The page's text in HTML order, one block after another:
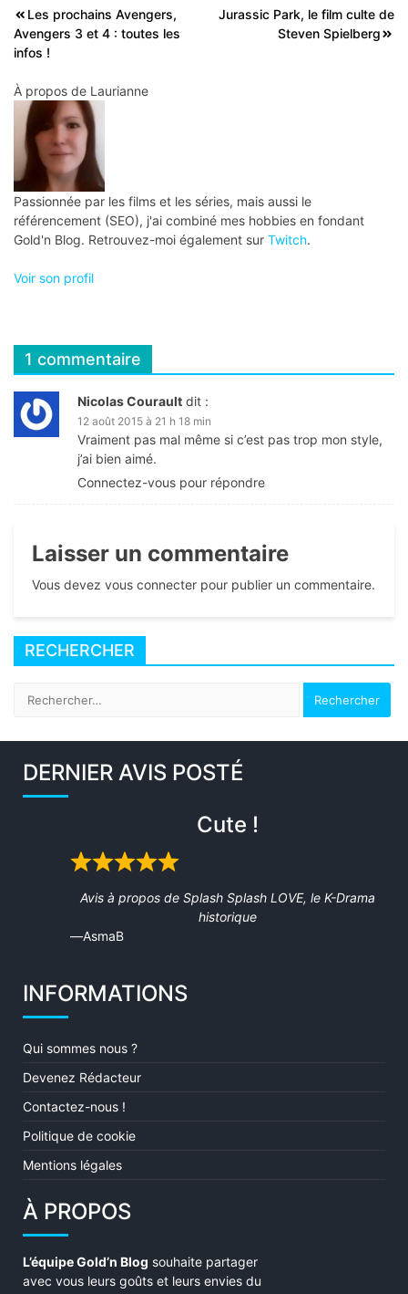
Navigation
de
l’article
Les prochains Avengers,
Avengers 3 et 4 : toutes les
infos !
Jurassic Park, le film culte de
Steven Spielberg
À propos de Laurianne
Passionnée par les films et les séries, mais aussi le
référencement (SEO), j'ai combiné mes hobbies en fondant
Gold'n Blog. Retrouvez-moi également sur Twitch.
Voir son profil
1 commentaire
Nicolas Courault dit :
12 août 2015 à 21 h 18 min
Vraiment pas mal même si c’est pas trop mon style,
j’ai bien aimé.
Connectez-vous pour répondre
Laisser un commentaire
Vous devez vous connecter pour publier un commentaire.
RECHERCHER
DERNIER AVIS POSTÉ
Cute !
Rated
Avis à propos de Splash Splash LOVE, le K-Drama
historique
AsmaB
INFORMATIONS
Qui sommes nous ?
Devenez Rédacteur
Contactez-nous !
Politique de cookie
Mentions légales
À PROPOS
L’équipe Gold’n Blog souhaite partager
avec vous leurs goûts et leurs envies du